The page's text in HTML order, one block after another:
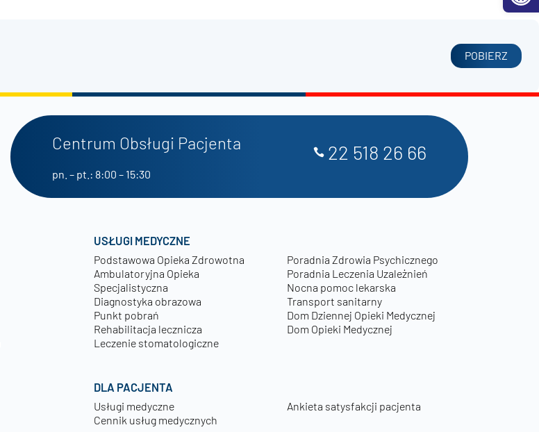
POBIERZ
Centrum Obsługi Pacjenta
pn. – pt.: 8:00 – 15:30
22 518 26 66
USŁUGI MEDYCZNE
Podstawowa Opieka Zdrowotna
Ambulatoryjna Opieka
Specjalistyczna
Diagnostyka obrazowa
Punkt pobrań
Rehabilitacja lecznicza
Leczenie stomatologiczne
Poradnia Zdrowia Psychicznego
Poradnia Leczenia Uzależnień
Nocna pomoc lekarska
Transport sanitarny
Dom Dziennej Opieki Medycznej
Dom Opieki Medycznej
DLA PACJENTA
Usługi medyczne
Cennik usług medycznych
Ankieta satysfakcji pacjenta